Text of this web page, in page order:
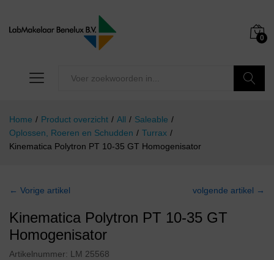
0
Home / Product overzicht / All / Saleable /
Oplossen, Roeren en Schudden / Turrax /
Kinematica Polytron PT 10-35 GT Homogenisator
← Vorige artikel volgende artikel →
Kinematica Polytron PT 10-35 GT
Homogenisator
Artikelnummer: LM 25568